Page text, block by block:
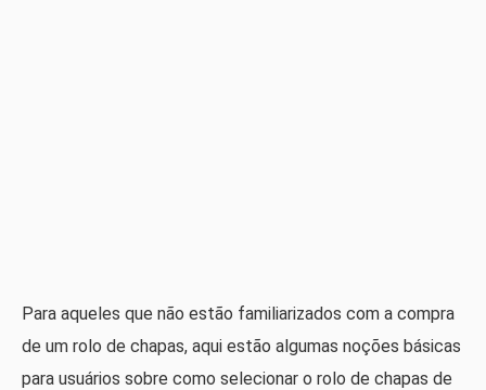
Para aqueles que não estão familiarizados com a compra
de um rolo de chapas, aqui estão algumas noções básicas
para usuários sobre como selecionar o rolo de chapas de